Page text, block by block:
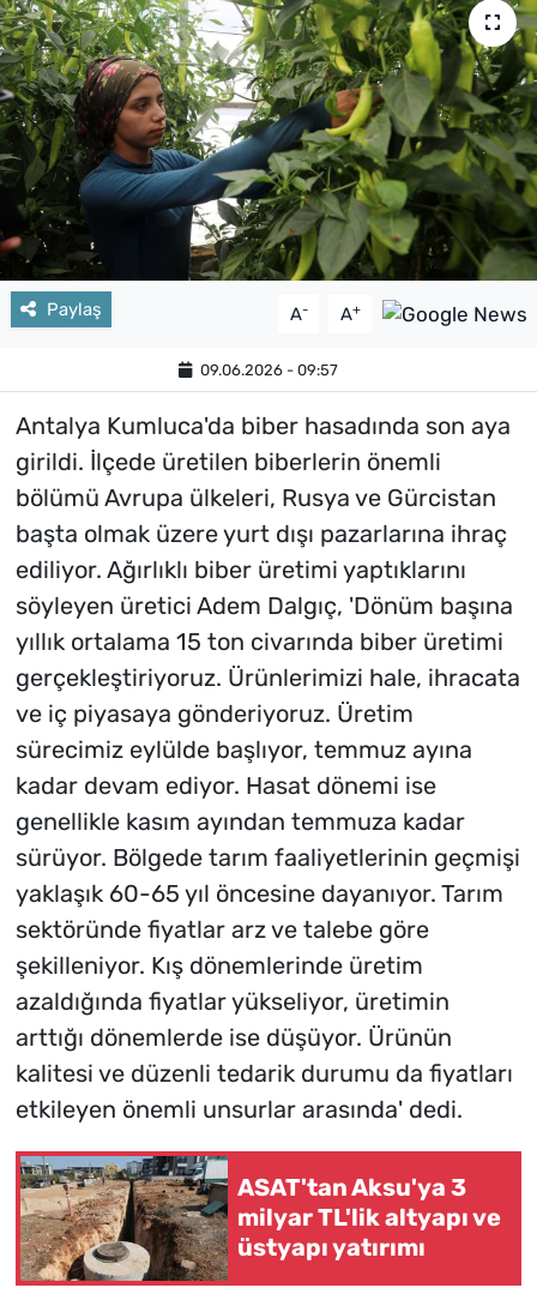
Paylaş A- A+
09.06.2026 - 09:57
Antalya Kumluca'da biber hasadında son aya
girildi. İlçede üretilen biberlerin önemli
bölümü Avrupa ülkeleri, Rusya ve Gürcistan
başta olmak üzere yurt dışı pazarlarına ihraç
ediliyor. Ağırlıklı biber üretimi yaptıklarını
söyleyen üretici Adem Dalgıç, 'Dönüm başına
yıllık ortalama 15 ton civarında biber üretimi
gerçekleştiriyoruz. Ürünlerimizi hale, ihracata
ve iç piyasaya gönderiyoruz. Üretim
sürecimiz eylülde başlıyor, temmuz ayına
kadar devam ediyor. Hasat dönemi ise
genellikle kasım ayından temmuza kadar
sürüyor. Bölgede tarım faaliyetlerinin geçmişi
yaklaşık 60-65 yıl öncesine dayanıyor. Tarım
sektöründe fiyatlar arz ve talebe göre
şekilleniyor. Kış dönemlerinde üretim
azaldığında fiyatlar yükseliyor, üretimin
arttığı dönemlerde ise düşüyor. Ürünün
kalitesi ve düzenli tedarik durumu da fiyatları
etkileyen önemli unsurlar arasında' dedi.
ASAT'tan Aksu'ya 3
milyar TL'lik altyapı ve
üstyapı yatırımı